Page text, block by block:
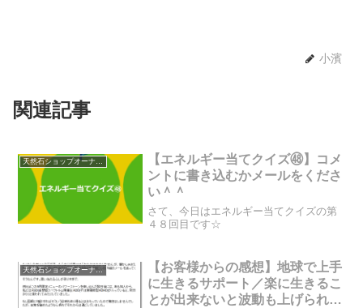
小濱
関連記事
天然石ショップオーナーのブログ
【エネルギー当てクイズ㊽】コメ
ントに書き込むかメールをくださ
い＾＾
さて、今日はエネルギー当てクイズの第
４８回目です☆
天然石ショップオーナーのブログ
【お客様からの感想】地球で上手
に生きるサポート／楽に生きるこ
とが出来ないと波動も上げられな